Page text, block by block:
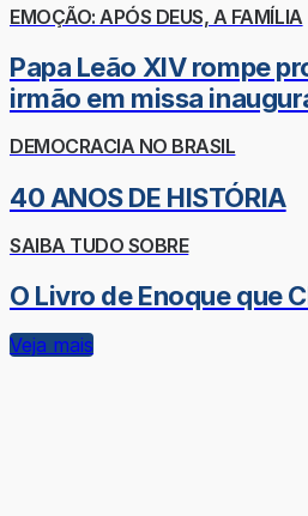
EMOÇÃO: APÓS DEUS, A FAMÍLIA
Papa Leão XIV rompe
irmão em missa
DEMOCRACIA NO BRASIL
40 ANOS DE HISTÓRIA
SAIBA TUDO SOBRE
O Livro de Enoque que
Veja mais